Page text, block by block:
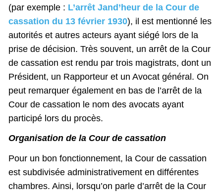
(par exemple : L’arrêt Jand’heur de la Cour de
cassation du 13 février 1930), il est mentionné les
autorités et autres acteurs ayant siégé lors de la
prise de décision. Très souvent, un arrêt de la Cour
de cassation est rendu par trois magistrats, dont un
Président, un Rapporteur et un Avocat général. On
peut remarquer également en bas de l’arrêt de la
Cour de cassation le nom des avocats ayant
participé lors du procès.
Organisation de la Cour de cassation
Pour un bon fonctionnement, la Cour de cassation
est subdivisée administrativement en différentes
chambres. Ainsi, lorsqu’on parle d’arrêt de la Cour